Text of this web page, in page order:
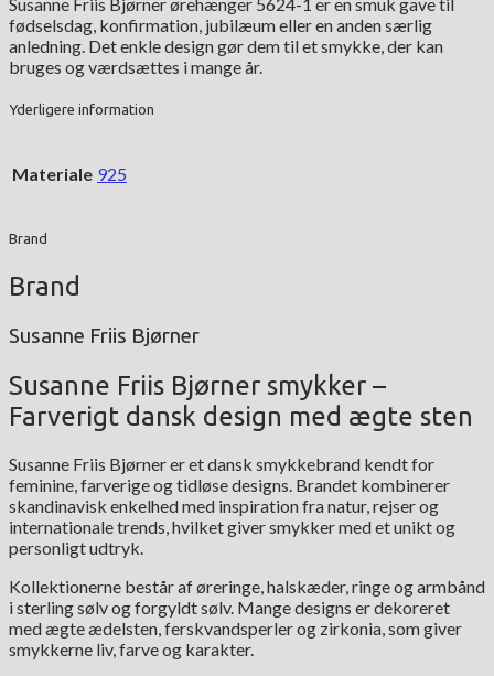
fødselsdag, konfirmation, jubilæum eller en anden særlig
anledning. Det enkle design gør dem til et smykke, der kan
bruges og værdsættes i mange år.
Yderligere information
Materiale 925
Brand
Brand
Susanne Friis Bjørner
Susanne Friis Bjørner smykker –
Farverigt dansk design med ægte sten
Susanne Friis Bjørner er et dansk smykkebrand kendt for
feminine, farverige og tidløse designs. Brandet kombinerer
skandinavisk enkelhed med inspiration fra natur, rejser og
internationale trends, hvilket giver smykker med et unikt og
personligt udtryk.
Kollektionerne består af øreringe, halskæder, ringe og armbånd
i sterling sølv og forgyldt sølv. Mange designs er dekoreret
med ægte ædelsten, ferskvandsperler og zirkonia, som giver
smykkerne liv, farve og karakter.